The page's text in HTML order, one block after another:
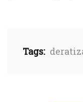
Tags: